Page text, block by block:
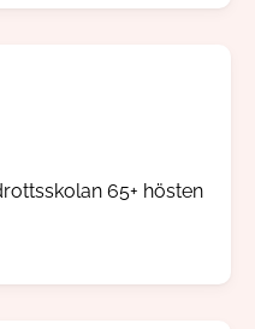
eller registrering
65+ hösten